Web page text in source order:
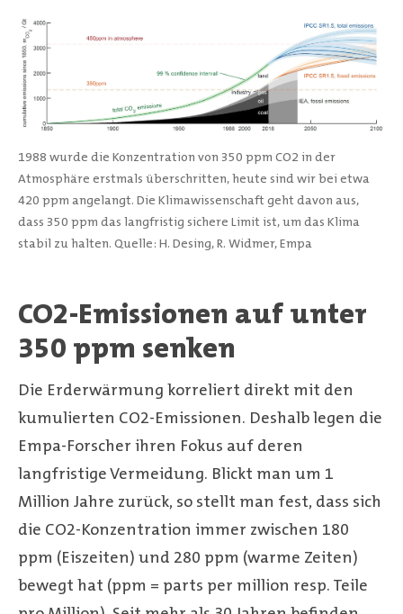
1988 wurde die Konzentration von 350 ppm CO2 in der
Atmosphäre erstmals überschritten, heute sind wir bei etwa
420 ppm angelangt. Die Klimawissenschaft geht davon aus,
dass 350 ppm das langfristig sichere Limit ist, um das Klima
stabil zu halten. Quelle: H. Desing, R. Widmer, Empa
CO2-Emissionen auf unter
350 ppm senken
Die Erderwärmung korreliert direkt mit den
kumulierten CO2-Emissionen. Deshalb legen die
Empa-Forscher ihren Fokus auf deren
langfristige Vermeidung. Blickt man um 1
Million Jahre zurück, so stellt man fest, dass sich
die CO2-Konzentration immer zwischen 180
ppm (Eiszeiten) und 280 ppm (warme Zeiten)
bewegt hat (ppm = parts per million resp. Teile